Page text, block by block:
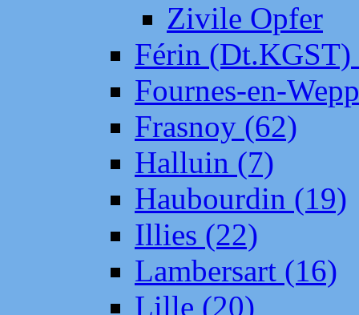
Zivile Opfer
Férin (Dt.KGST)
Fournes-en-
Frasnoy (62)
Halluin (7)
Haubourdin (19)
Illies (22)
Lambersart (16)
Lille (20)